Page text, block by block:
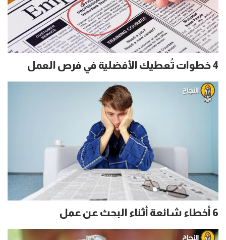
4 خطوات تُعطيك الأفضلية في فرص العمل
6 أخطاء شائعة أثناء البحث عن عمل